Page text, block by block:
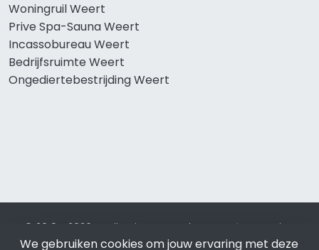
Woningruil Weert
Prive Spa-Sauna Weert
Incassobureau Weert
Bedrijfsruimte Weert
Ongediertebestrijding Weert
© 2019 - 2026 Realisatie en SEO door SEO-bureau
Lion
Internet. Betaal alleen voor bewezen resultaten?SEO
We gebruiken cookies om jouw ervaring met deze